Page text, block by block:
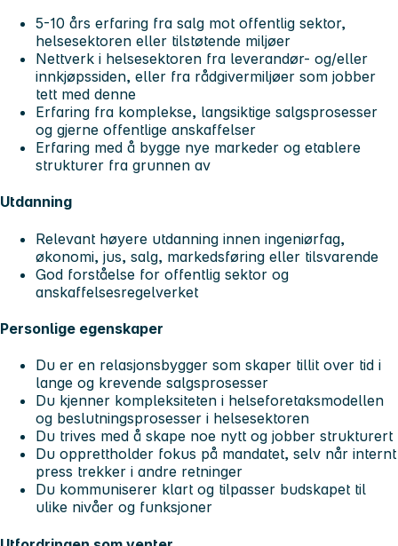
5-10 års erfaring fra salg mot offentlig sektor,
helsesektoren eller tilstøtende miljøer
Nettverk i helsesektoren fra leverandør- og/eller
innkjøpssiden, eller fra rådgivermiljøer som jobber
tett med denne
Erfaring fra komplekse, langsiktige salgsprosesser
og gjerne offentlige anskaffelser
Erfaring med å bygge nye markeder og etablere
strukturer fra grunnen av
Utdanning
Relevant høyere utdanning innen ingeniørfag,
økonomi, jus, salg, markedsføring eller tilsvarende
God forståelse for offentlig sektor og
anskaffelsesregelverket
Personlige egenskaper
Du er en relasjonsbygger som skaper tillit over tid i
lange og krevende salgsprosesser
Du kjenner kompleksiteten i helseforetaksmodellen
og beslutningsprosesser i helsesektoren
Du trives med å skape noe nytt og jobber strukturert
Du opprettholder fokus på mandatet, selv når internt
press trekker i andre retninger
Du kommuniserer klart og tilpasser budskapet til
ulike nivåer og funksjoner